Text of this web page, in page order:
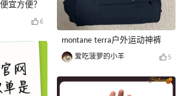
宜方便？
6
montane terra户外运动神裤
爱吃菠萝的小羊 5